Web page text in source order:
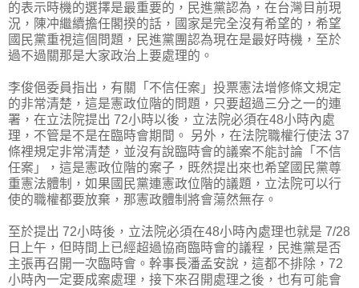
的表示時機的選擇是最重要的，民進黨認為，在台灣目前現
況，陳冲繼續擔任閣揆的話，國家是完全沒有希望的，希望
國民黨重視這個問題，民進黨團認為現在是最好時機，至於
過不過關那是大家政治上要處理的。
李俊俋委員指出，有關「不信任案」投票憲法增修條文規定
的非常清楚，這是憲政位階的問題，只要超過三分之一的連
署，在立法院提出 72小時以後，立法院必須在48小時內處
理，不管是不是在臨時會期間。 另外，在法院職權行使法 37
條裡規定非常清楚，並沒有說臨時會的議案不能討論「不信
任案」，這是憲政位階的案子，既然提出來也希望國民黨尊
重憲法體制，如果國民黨連憲政位階的議題，立法院可以行
使的職權都要放棄，那憲政體制將會蕩然無存。
至於提出 72小時後，立法院必須在48小時內處理也就是 7/28
日上午，但時間上已經超過協商臨時會的議程，民進黨是否
主張再召開一次臨時會。幹事長潘孟安說，這都不排除，72
小時內一定要成案處理，接下來召開處理之後，也有可能會